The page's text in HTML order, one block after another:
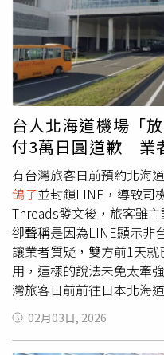
你可以在素坤逸路看到與
大樓；轉進巷弄裡，卻又
粉或香蕉煎餅的庶民景象
其實就是泰國生命力的縮
驚豔的是「百貨商場」的
事，提升到了國家級景點
對是昭披耶河畔的
把整個『水上市場』搬進
了！」他常跟客人說，不
一個景點來逛，
人工河道，不用頂著35度
就能優雅地吃到最道地的
福的體驗。 而樓上則是世
露台看著對岸夕陽與穿梭
會到：「曼谷，真的是一
邁「巨樹咖啡廳」建在一
啡，一邊觀賞森林美景。
清邁：在這裡，「放空」
台人北海道機場「
付3萬日圓道歉 業
有台灣旅客日前預約北海
鴿子並封鎖LINE，導致司
Threads發文後，旅客雖
卻聲稱是因為LINE顯示非
讓業者質疑，雙方前1天
用，這樣的說法未免太牽
灣旅客日前前往日本北海
服務，卻在抵達當天臨時
機在機場苦候2小時無果
在Threads發文，公開尋
02月03日, 2026